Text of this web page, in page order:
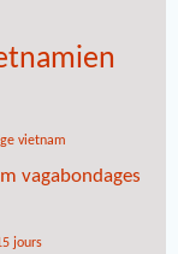
vietnam
vagabondages
jours